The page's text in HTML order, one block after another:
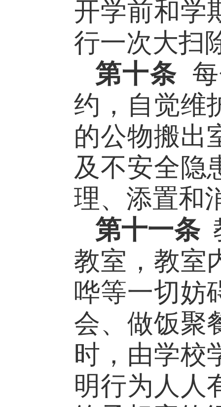
开学前和学
行一次大扫
第十条
约，自觉维
的公物搬出
及不安全隐
理、添置和
第十一条
教室，教室
哗等一切妨
会、做饭聚
时，由学校
明行为人人